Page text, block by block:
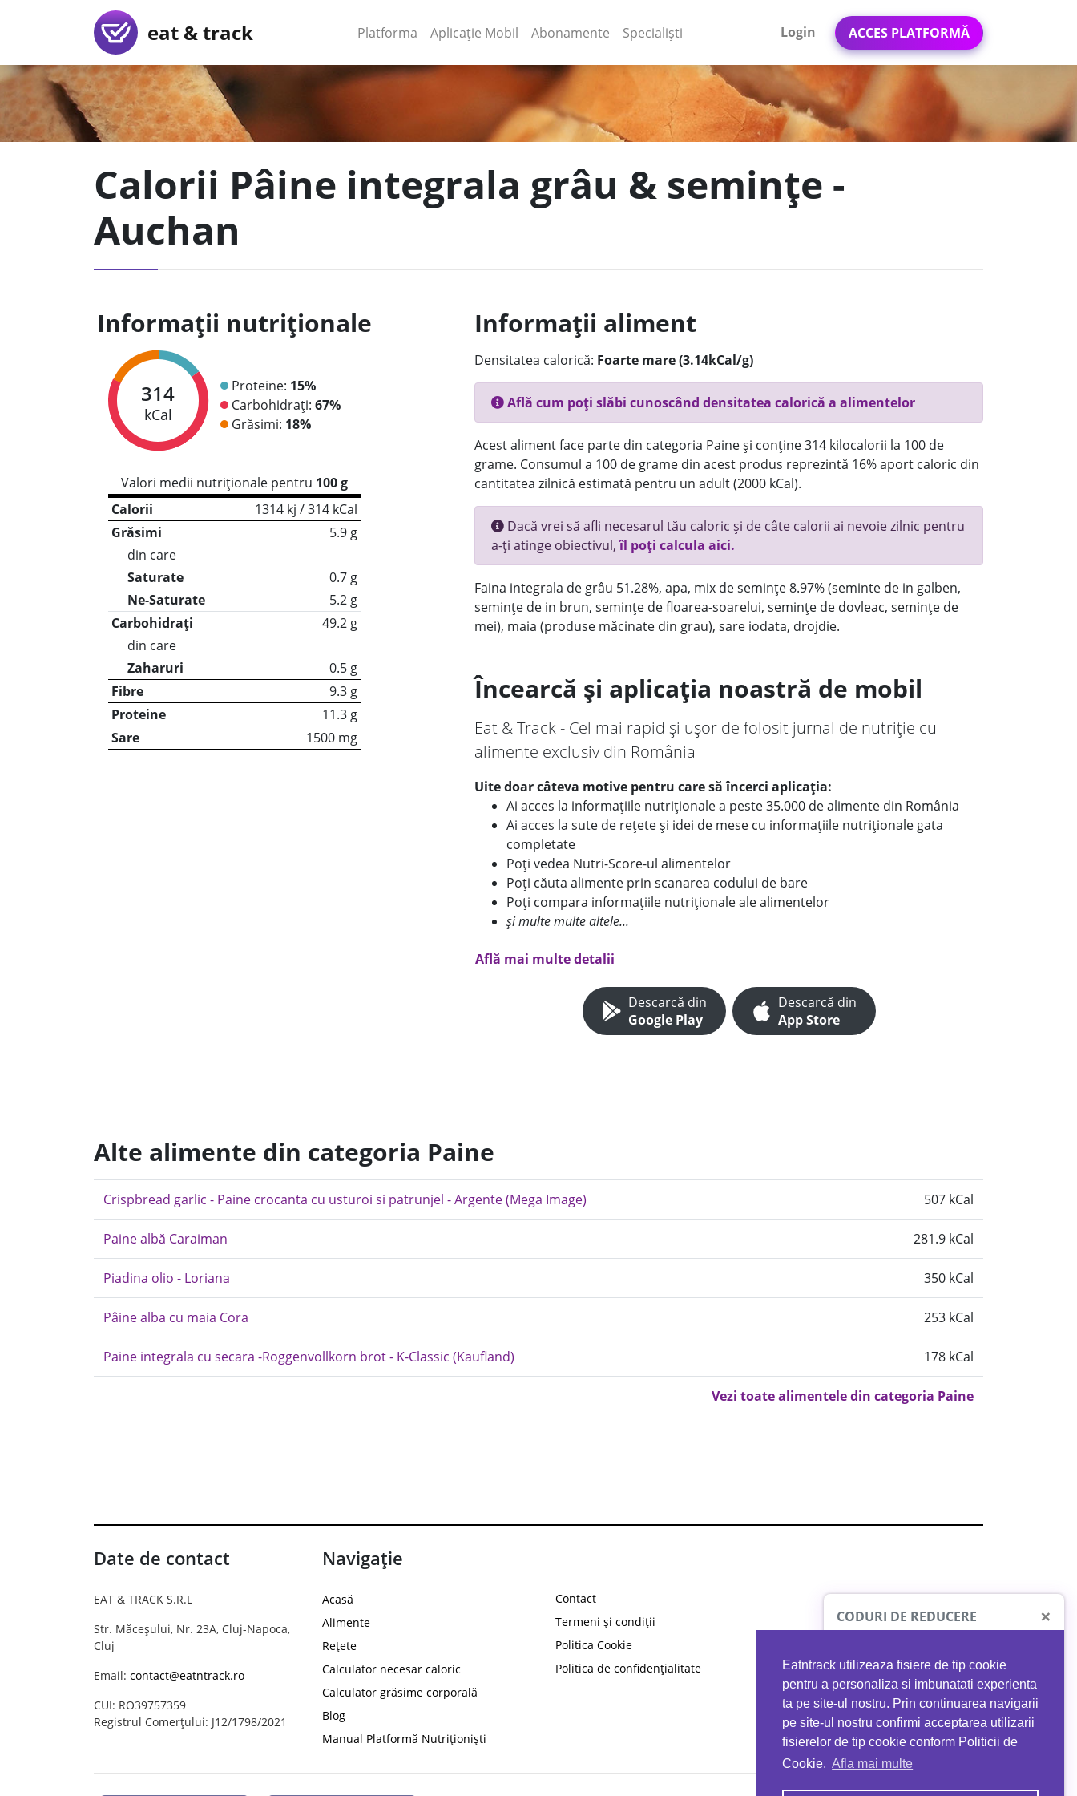
Eatntrack utilizeaza fisiere de tip cookie
pentru a personaliza si imbunatati experienta
ta pe site-ul nostru. Prin continuarea navigarii
pe site-ul nostru confirmi acceptarea utilizarii
fisierelor de tip cookie conform Politicii de
Cookie. Afla mai multe
eat & track Platforma (current)
Aplicație Mobil (current)
Abonamente Specialiști Login ACCES PLATFORMĂ
Calorii Pâine integrala grâu & semințe -
Auchan
Informații nutriționale
314
kCal
Proteine: 15%
Carbohidrați: 67%
Grăsimi: 18%
Valori medii nutriționale pentru 100 g
Calorii
1314 kj / 314 kCal
Grăsimi
5.9 g
din care
Saturate
0.7 g
Ne-Saturate
5.2 g
Carbohidrați
49.2 g
din care
Zaharuri
0.5 g
Fibre
9.3 g
Proteine
11.3 g
Sare
1500 mg
Informații aliment
Densitatea calorică: Foarte mare (3.14kCal/g)
Află cum poți slăbi cunoscând densitatea calorică a alimentelor
Acest aliment face parte din categoria Paine și conține 314 kilocalorii la 100 de
grame. Consumul a 100 de grame din acest produs reprezintă 16% aport caloric din
cantitatea zilnică estimată pentru un adult (2000 kCal).
Dacă vrei să afli necesarul tău caloric și de câte calorii ai nevoie zilnic pentru
a-ți atinge obiectivul,îl poți calcula aici.
Faina integrala de grâu 51.28%, apa, mix de semințe 8.97% (seminte de in galben,
semințe de in brun, semințe de floarea-soarelui, semințe de dovleac, semințe de
mei), maia (produse măcinate din grau), sare iodata, drojdie.
Încearcă și aplicația noastră de mobil
Eat & Track - Cel mai rapid și ușor de folosit jurnal de nutriție cu
alimente exclusiv din România
Uite doar câteva motive pentru care să încerci aplicația:
Ai acces la informațiile nutriționale a peste 35.000 de alimente din România
Ai acces la sute de rețete și idei de mese cu informațiile nutriționale gata
completate
Poți vedea Nutri-Score-ul alimentelor
Poți căuta alimente prin scanarea codului de bare
Poți compara informațiile nutriționale ale alimentelor
și multe multe altele...
Află mai multe detalii
Descarcă din
Google Play
Descarcă din
App Store
Alte alimente din categoria Paine
Crispbread garlic - Paine crocanta cu usturoi si patrunjel - Argente (Mega Image) 507 kCal
Paine albă Caraiman 281.9 kCal
Piadina olio - Loriana 350 kCal
Pâine alba cu maia Cora 253 kCal
Paine integrala cu secara -Roggenvollkorn brot - K-Classic (Kaufland) 178 kCal
Vezi toate alimentele din categoria Paine
Date de contact
EAT & TRACK S.R.L
Str. Măceșului, Nr. 23A, Cluj-Napoca,
Cluj
Email: contact@eatntrack.ro
CUI: RO39757359
Registrul Comerțului: J12/1798/2021
Navigație
Acasă
Alimente
Rețete
Calculator necesar caloric
Calculator grăsime corporală
Blog
Manual Platformă Nutriționiști
Contact
Termeni și condiții
Politica Cookie
Politica de confidențialitate
CODURI DE REDUCERE ×
PROTO41
reducere la orice comandă
EATNTRACK
MYPROTEIN
Ai40%reducere la orice comandă
folosind codul EATTRACK